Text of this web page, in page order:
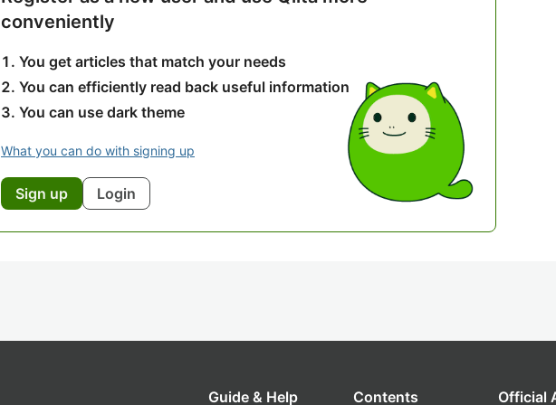
conveniently
You get articles that match your needs
You can efficiently read back useful information
You can use dark theme
What you can do with signing up
Sign up Login
Guide & Help Contents Official